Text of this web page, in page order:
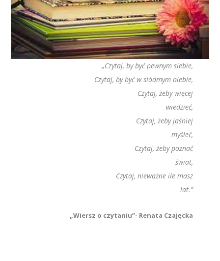
„Czytaj, by być pewnym siebie,
Czytaj, by być w siódmym niebie,
Czytaj, żeby więcej
wiedzieć,
Czytaj, żeby jaśniej
myśleć,
Czytaj, żeby poznać
świat,
Czytaj, nieważne ile masz
lat.”
„Wiersz o czytaniu”- Renata Czajęcka